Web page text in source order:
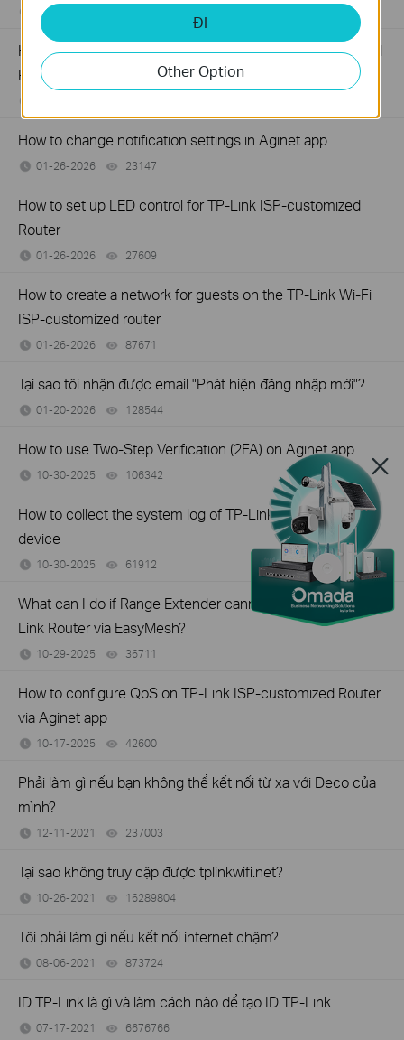
01-27-2026
How to add manager account for TP-Link ISP-customized
Router
How to change notification settings in Aginet app
01-26-2026 23147
How to set up LED control for TP-Link ISP-customized
Router
01-26-2026 27609
How to create a network for guests on the TP-Link Wi-Fi
ISP-customized router
01-26-2026 87671
Tại sao tôi nhận được email "Phát hiện đăng nhập mới"?
01-20-2026 128544
How to use Two-Step Verification (2FA) on Aginet app
10-30-2025 106342
How to collect the system log of TP-Link ISP-customized
device
10-30-2025 61912
What can I do if Range Extender cannot connect to TP-
Link Router via EasyMesh?
10-29-2025 36711
How to configure QoS on TP-Link ISP-customized Router
via Aginet app
10-17-2025 42600
Phải làm gì nếu bạn không thể kết nối từ xa với Deco của
mình?
12-11-2021 237003
Tại sao không truy cập được tplinkwifi.net?
10-26-2021 16289804
Tôi phải làm gì nếu kết nối internet chậm?
08-06-2021 873724
ID TP-Link là gì và làm cách nào để tạo ID TP-Link
07-17-2021 6676766
ĐI
Other Option